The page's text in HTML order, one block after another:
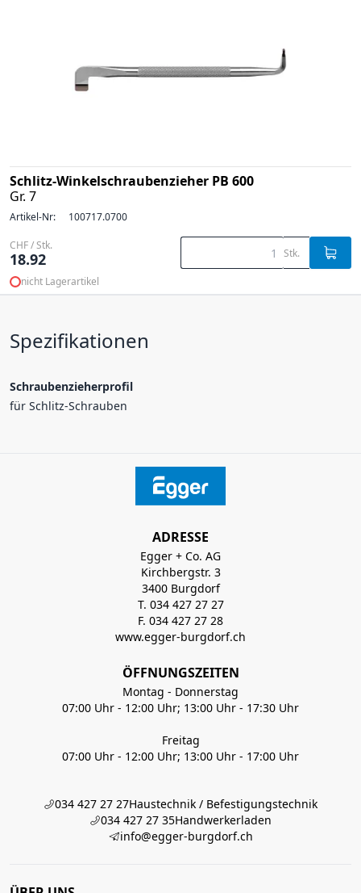
Schlitz-Winkelschraubenzieher PB 600
Gr. 7
Artikel-Nr: 100717.0700
CHF / Stk.
18.92 Stk.
nicht Lagerartikel
Spezifikationen
Schraubenzieherprofil
für Schlitz-Schrauben
ADRESSE
Egger + Co. AG
Kirchbergstr. 3
3400 Burgdorf
T. 034 427 27 27
F. 034 427 27 28
www.egger-burgdorf.ch
ÖFFNUNGSZEITEN
Montag - Donnerstag
07:00 Uhr - 12:00 Uhr; 13:00 Uhr - 17:30 Uhr
Freitag
07:00 Uhr - 12:00 Uhr; 13:00 Uhr - 17:00 Uhr
034 427 27 27Haustechnik / Befestigungstechnik
034 427 27 35Handwerkerladen
info@egger-burgdorf.ch